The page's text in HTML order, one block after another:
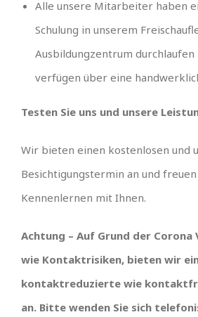
Alle unsere Mitarbeiter haben
Schulung in unserem
Ausbildungzentrum
verfügen über eine
Testen Sie uns und unsere
Wir bieten einen kostenlosen und
Besichtigungstermin an und
Kennenlernen mit Ihnen.
Achtung – Auf Grund der Corona
wie Kontaktrisiken, bieten wir
kontaktreduzierte wie
an. Bitte wenden Sie sich